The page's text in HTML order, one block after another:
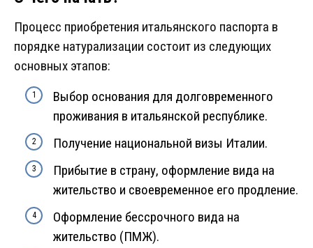
Процесс приобретения итальянского паспорта в
порядке натурализации состоит из следующих
основных этапов:
Выбор основания для долговременного
проживания в итальянской республике.
Получение национальной визы Италии.
Прибытие в страну, оформление вида на
жительство и своевременное его продление.
Оформление бессрочного вида на
жительство (ПМЖ).